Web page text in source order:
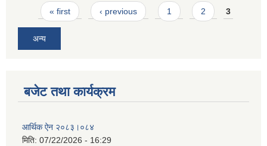
Pages
« first ‹ previous 1 2 3
अन्य
बजेट तथा कार्यक्रम
आर्थिक ऐन २०८३।०८४
मिति: 07/22/2026 - 16:29